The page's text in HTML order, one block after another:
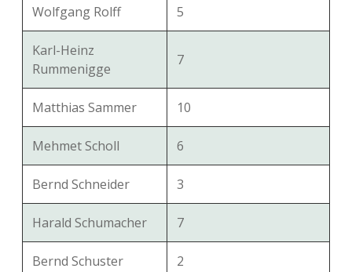
Wolfgang Rolff 5
Karl-Heinz
Rummenigge
7
Matthias Sammer 10
Mehmet Scholl 6
Bernd Schneider 3
Harald Schumacher 7
Bernd Schuster 2